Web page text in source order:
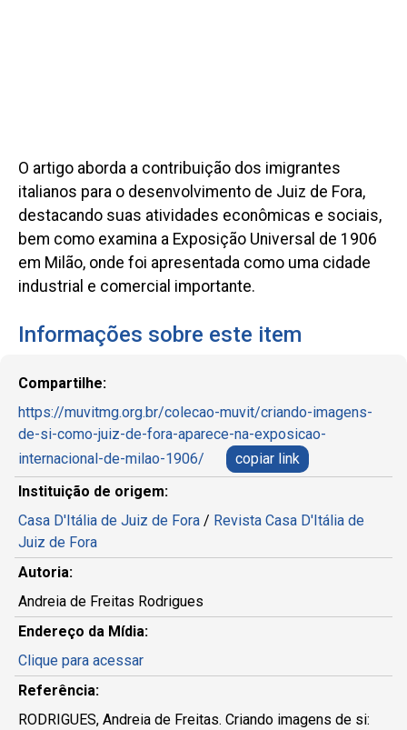
O artigo aborda a contribuição dos imigrantes
italianos para o desenvolvimento de Juiz de Fora,
destacando suas atividades econômicas e sociais,
bem como examina a Exposição Universal de 1906
em Milão, onde foi apresentada como uma cidade
industrial e comercial importante.
Informações sobre este item
Compartilhe:
https://muvitmg.org.br/colecao-muvit/criando-imagens-
de-si-como-juiz-de-fora-aparece-na-exposicao-
internacional-de-milao-1906/
copiar link
Instituição de origem:
Casa D'Itália de Juiz de Fora / Revista Casa D'Itália de
Juiz de Fora
Autoria:
Andreia de Freitas Rodrigues
Endereço da Mídia:
Clique para acessar
Referência:
RODRIGUES, Andreia de Freitas. Criando imagens de si: